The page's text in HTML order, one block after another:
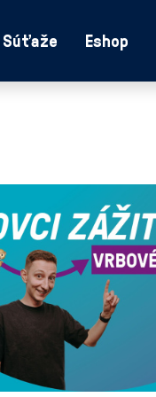
Súťaže Eshop